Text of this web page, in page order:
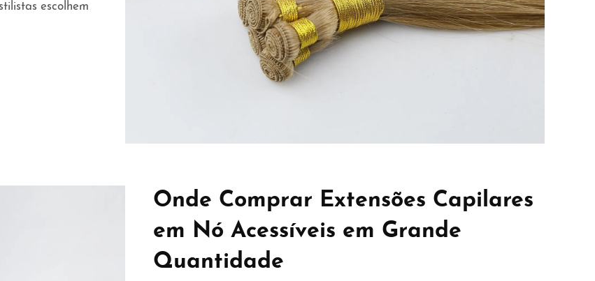
escolhem
Onde Comprar Extensões Capilares
em Nó Acessíveis em Grande
Quantidade